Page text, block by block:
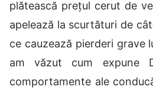
plătească prețul cerut de
apelează la scurtături de
ce cauzează pierderi grave
am văzut cum expune
comportamente ale